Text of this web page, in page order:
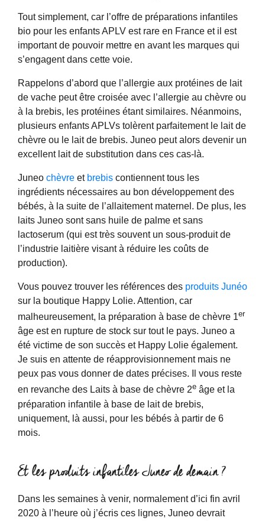
Tout simplement, car l’offre de préparations infantiles
bio pour les enfants APLV est rare en France et il est
important de pouvoir mettre en avant les marques qui
s’engagent dans cette voie.
Rappelons d’abord que l’allergie aux protéines de lait
de vache peut être croisée avec l’allergie au chèvre ou
à la brebis, les protéines étant similaires. Néanmoins,
plusieurs enfants APLVs tolèrent parfaitement le lait de
chèvre ou le lait de brebis. Juneo peut alors devenir un
excellent lait de substitution dans ces cas-là.
Juneo chèvre et brebis contiennent tous les
ingrédients nécessaires au bon développement des
bébés, à la suite de l’allaitement maternel. De plus, les
laits Juneo sont sans huile de palme et sans
lactoserum (qui est très souvent un sous-produit de
l’industrie laitière visant à réduire les coûts de
production).
Vous pouvez trouver les références des produits Junéo
sur la boutique Happy Lolie. Attention, car
malheureusement, la préparation à base de chèvre 1er
âge est en rupture de stock sur tout le pays. Juneo a
été victime de son succès et Happy Lolie également.
Je suis en attente de réapprovisionnement mais ne
peux pas vous donner de dates précises. Il vous reste
en revanche des Laits à base de chèvre 2e âge et la
préparation infantile à base de lait de brebis,
uniquement, là aussi, pour les bébés à partir de 6
mois.
Et les produits infantiles Juneo de demain ?
Dans les semaines à venir, normalement d’ici fin avril
2020 à l’heure où j’écris ces lignes, Juneo devrait